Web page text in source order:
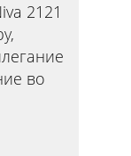
2121
во